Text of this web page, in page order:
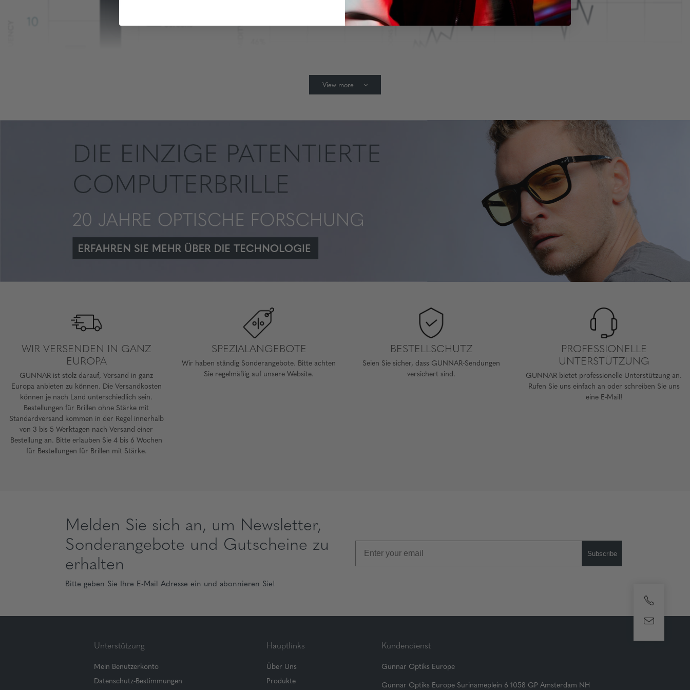
View more
WIR VERSENDEN IN GANZ
EUROPA
GUNNAR ist stolz darauf, Versand in ganz
Europa anbieten zu können. Die Versandkosten
können je nach Land unterschiedlich sein.
Bestellungen für Brillen ohne Stärke mit
Standardversand kommen in der Regel innerhalb
von 3 bis 5 Werktagen nach Versand einer
Bestellung an. Bitte erlauben Sie 4 bis 6 Wochen
für Bestellungen für Brillen mit Stärke.
SPEZIALANGEBOTE
Wir haben ständig Sonderangebote. Bitte achten
Sie regelmäßig auf unsere Website.
BESTELLSCHUTZ
Seien Sie sicher, dass GUNNAR-Sendungen
versichert sind.
PROFESSIONELLE
UNTERSTÜTZUNG
GUNNAR bietet professionelle Unterstützung an.
Rufen Sie uns einfach an oder schreiben Sie uns
eine E-Mail!
Melden Sie sich an, um Newsletter,
Sonderangebote und Gutscheine zu
erhalten
Bitte geben Sie Ihre E-Mail Adresse ein und abonnieren Sie!
Subscribe
Unterstützung
Mein Benutzerkonto
Datenschutz-Bestimmungen
Hauptlinks
Über Uns
Produkte
Kundendienst
Gunnar Optiks Europe
Gunnar Optiks Europe Surinameplein 6 1058 GP Amsterdam NH